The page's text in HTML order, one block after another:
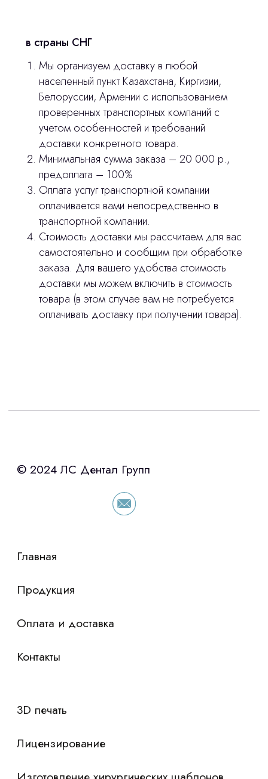
в страны СНГ
Мы организуем доставку в любой
населенный пункт Казахстана, Киргизии,
Белоруссии, Армении с использованием
проверенных транспортных компаний с
учетом особенностей и требований
доставки конкретного товара.
Минимальная сумма заказа – 20 000 р.,
предоплата – 100%
Оплата услуг транспортной компании
оплачивается вами непосредственно в
транспортной компании.
Стоимость доставки мы рассчитаем для вас
самостоятельно и сообщим при обработке
заказа. Для вашего удобства стоимость
доставки мы можем включить в стоимость
товара (в этом случае вам не потребуется
оплачивать доставку при получении товара).
Интересует лизинг?
«Уралпромлизинг» подберем выгодные
условия по лизингу оборудования,
просто оставьте контакты чтобы мы
сориентировали по условиям
сделано
Главная
Продукция
3D печать
Лицензирование
Изготовление хирургических шаблонов
Оплата и доставка
Политика конфиденциальности
Контакты
stasicus